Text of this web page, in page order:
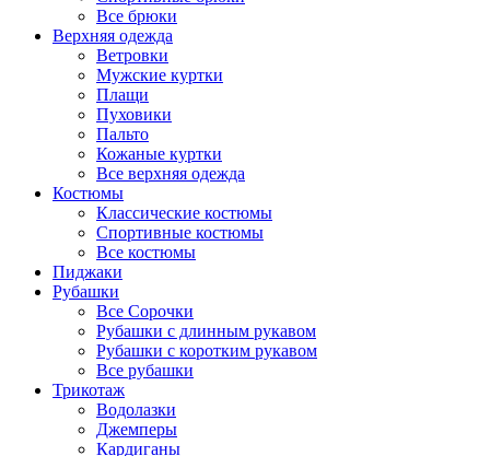
Все брюки
Верхняя одежда
Ветровки
Мужские куртки
Плащи
Пуховики
Пальто
Кожаные куртки
Все верхняя одежда
Костюмы
Классические костюмы
Спортивные костюмы
Все костюмы
Пиджаки
Рубашки
Все Сорочки
Рубашки с длинным рукавом
Рубашки с коротким рукавом
Все рубашки
Трикотаж
Водолазки
Джемперы
Кардиганы